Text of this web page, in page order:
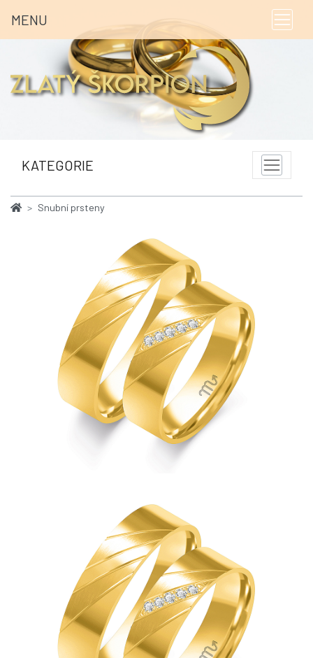
MENU
KATEGORIE
Snubní prsteny